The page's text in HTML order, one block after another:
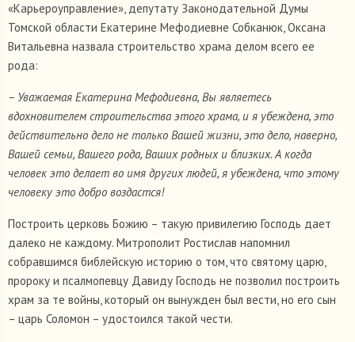
«Карьероуправление», депутату Законодательной Думы
Томской области Екатерине Мефодиевне Собканюк, Оксана
Витальевна назвала строительство храма делом всего ее
рода:
– Уважаемая Екатерина Мефодиевна, Вы являетесь
вдохновителем строительства этого храма, и я убеждена, это
действительно дело не только Вашей жизни, это дело, наверно,
Вашей семьи, Вашего рода, Ваших родных и близких. А когда
человек это делает во имя других людей, я убеждена, что этому
человеку это добро воздастся!
Построить церковь Божию – такую привилегию Господь дает
далеко не каждому. Митрополит Ростислав напомнил
собравшимся библейскую историю о том, что святому царю,
пророку и псалмопевцу Давиду Господь не позволил построить
храм за те войны, который он вынужден был вести, но его сын
– царь Соломон – удостоился такой чести.